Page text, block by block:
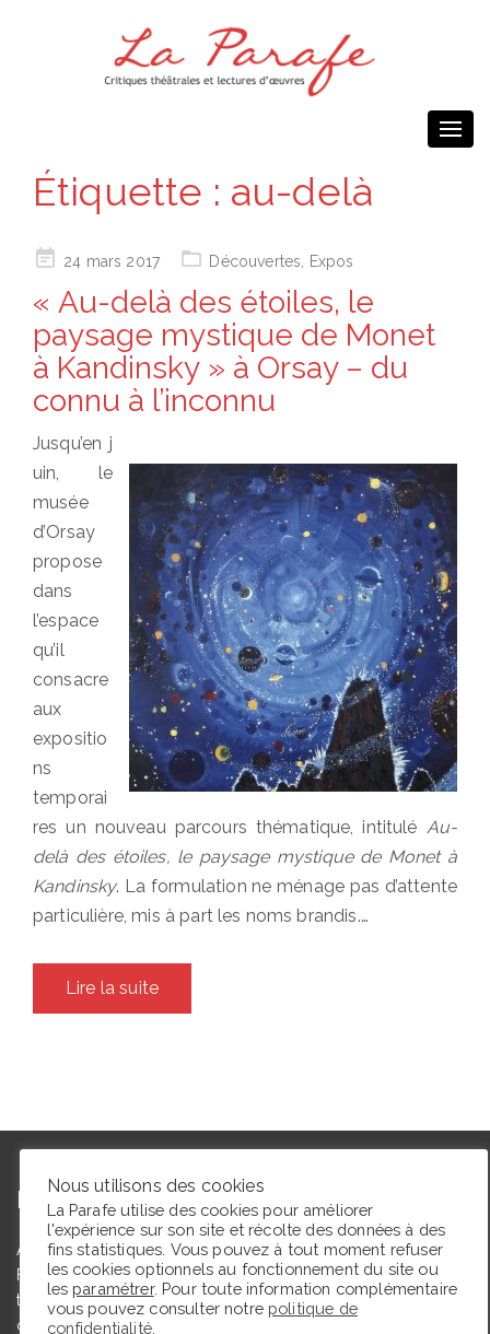
Étiquette : au-delà
Posted24 mars 2017 Découvertes Expos
« Au-delà des étoiles, le
paysage mystique de Monet
à Kandinsky » à Orsay – du
connu à l’inconnu
Jusqu’en j
uin, le
musée
d’Orsay
propose
dans
l’espace
qu’il
consacre
aux
expositio
ns
temporai
res un nouveau parcours thématique, intitulé Au-
delà des étoiles, le paysage mystique de Monet à
Kandinsky. La formulation ne ménage pas d’attente
particulière, mis à part les noms brandis.…
Lire la suite
L’autrice
Agrégée de lettres modernes et docteure en études théâtrales,
Floriane Toussaint est maîtresse de conférences en études
théâtrales à l’Université de Caen Normandie et membre du
comité du Syndicat de la critique. Ce blog, créé en 2009, a
Nous utilisons des cookies
La Parafe utilise des cookies pour améliorer
l'expérience sur son site et récolte des données à des
fins statistiques. Vous pouvez à tout moment refuser
les cookies optionnels au fonctionnement du site ou
les paramétrer. Pour toute information complémentaire
vous pouvez consulter notre politique de
confidentialité.